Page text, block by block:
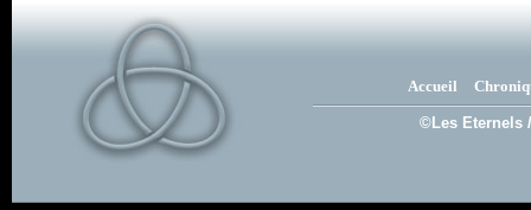
Accueil
©Les Eternels